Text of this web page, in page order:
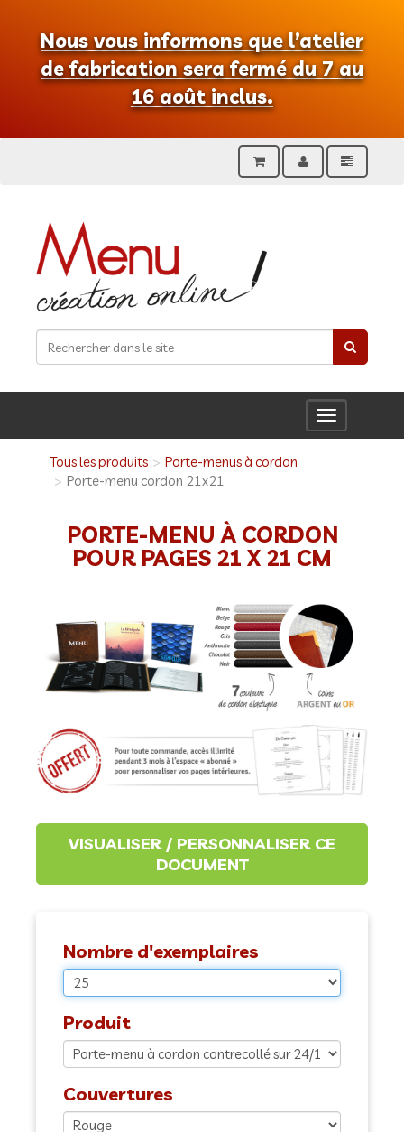
Nous vous informons que l’atelier
de fabrication sera fermé du 7 au
16 août inclus.
Toggle
navigation
Tous les produits
Porte-menus à cordon
Porte-menu cordon 21x21
PORTE-MENU À CORDON
POUR PAGES 21 X 21 CM
Nombre d'exemplaires
Produit
Couvertures